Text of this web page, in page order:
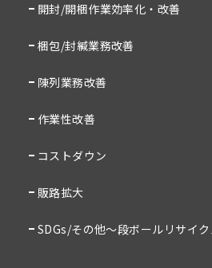
開封/開梱作業効率化・改善
梱包/封緘業務改善
陳列業務改善
作業性改善
コストダウン
販路拡大
SDGs/その他～段ボールリサイ